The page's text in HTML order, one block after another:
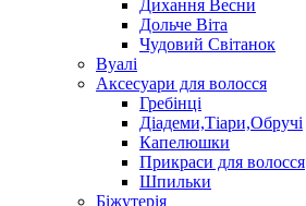
Дихання Весни
Дольче Віта
Чудовий Світанок
Вуалі
Аксесуари для волосся
Гребінці
Діадеми,Тіари,Обручі
Капелюшки
Прикраси для волосся
Шпильки
Біжутерія